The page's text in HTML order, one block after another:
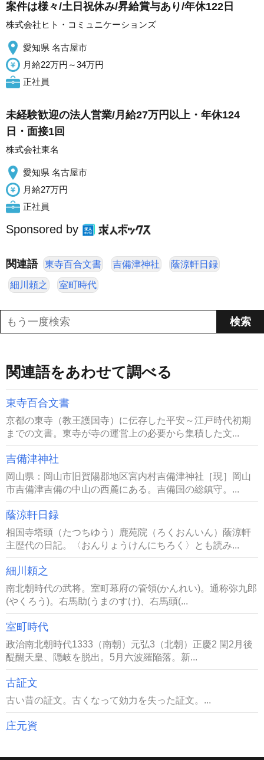
案件は様々/土日祝休み/昇給賞与あり/年休122日
株式会社ヒト・コミュニケーションズ
愛知県 名古屋市
月給22万円～34万円
正社員
未経験歓迎の法人営業/月給27万円以上・年休124
日・面接1回
株式会社東名
愛知県 名古屋市
月給27万円
正社員
Sponsored by
関連語 東寺百合文書 吉備津神社 蔭涼軒日録
細川頼之 室町時代
関連語をあわせて調べる
東寺百合文書
京都の東寺（教王護国寺）に伝存した平安～江戸時代初期
までの文書。東寺が寺の運営上の必要から集積した文...
吉備津神社
岡山県：岡山市旧賀陽郡地区宮内村吉備津神社［現］岡山
市吉備津吉備の中山の西麓にある。吉備国の総鎮守。...
蔭涼軒日録
相国寺塔頭（たつちゆう）鹿苑院（ろくおんいん）蔭涼軒
主歴代の日記。〈おんりょうけんにちろく〉とも読み...
細川頼之
南北朝時代の武将。室町幕府の管領(かんれい)。通称弥九郎
(やくろう)。右馬助(うまのすけ)、右馬頭(...
室町時代
政治南北朝時代1333（南朝）元弘3（北朝）正慶2 閏2月後
醍醐天皇、隠岐を脱出。5月六波羅陥落。新...
古証文
古い昔の証文。古くなって効力を失った証文。...
庄元資